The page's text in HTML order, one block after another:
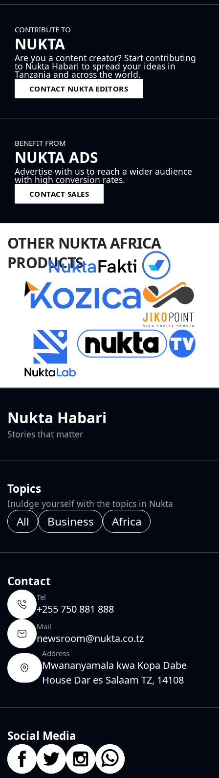
CONTRIBUTE TO
NUKTA
Are you a content creator? Start contributing
to Nukta Habari to spread your ideas in
Tanzania and across the world.
CONTACT NUKTA EDITORS
BENEFIT FROM
NUKTA ADS
Advertise with us to reach a wider audience
with high conversion rates.
CONTACT SALES
OTHER NUKTA AFRICA
PRODUCTS
Nukta Habari
Stories that matter
Topics
Inuldge yourself with the topics in Nukta
All Business Africa
Contact
Tel
+255 750 881 888
Mail
newsroom@nukta.co.tz
Address
Mwananyamala kwa Kopa Dabe
House Dar es Salaam TZ, 14108
Social Media